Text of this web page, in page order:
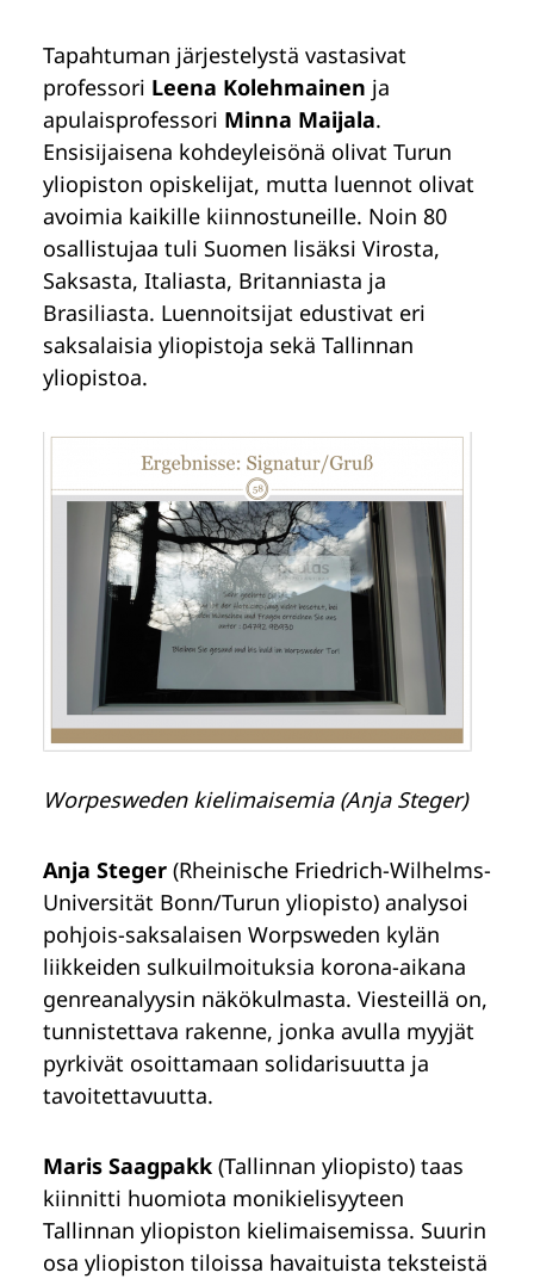
Tapahtuman järjestelystä vastasivat
professori Leena Kolehmainen ja
apulaisprofessori Minna Maijala.
Ensisijaisena kohdeyleisönä olivat Turun
yliopiston opiskelijat, mutta luennot olivat
avoimia kaikille kiinnostuneille. Noin 80
osallistujaa tuli Suomen lisäksi Virosta,
Saksasta, Italiasta, Britanniasta ja
Brasiliasta. Luennoitsijat edustivat eri
saksalaisia yliopistoja sekä Tallinnan
yliopistoa.
Worpesweden kielimaisemia (Anja Steger)
Anja Steger (Rheinische Friedrich-Wilhelms-
Universität Bonn/Turun yliopisto) analysoi
pohjois-saksalaisen Worpsweden kylän
liikkeiden sulkuilmoituksia korona-aikana
genreanalyysin näkökulmasta. Viesteillä on,
tunnistettava rakenne, jonka avulla myyjät
pyrkivät osoittamaan solidarisuutta ja
tavoitettavuutta.
Maris Saagpakk (Tallinnan yliopisto) taas
kiinnitti huomiota monikielisyyteen
Tallinnan yliopiston kielimaisemissa. Suurin
osa yliopiston tiloissa havaituista teksteistä